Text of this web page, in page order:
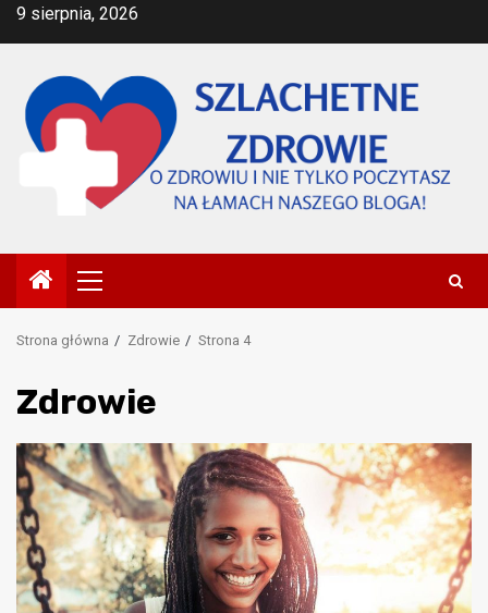
Przejdź
9 sierpnia, 2026
Menu
główne
Strona główna Zdrowie Strona 4
Zdrowie